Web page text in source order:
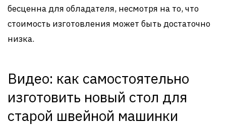
бесценна для обладателя, несмотря на то, что
стоимость изготовления может быть достаточно
низка.
Видео: как самостоятельно
изготовить новый стол для
старой швейной машинки